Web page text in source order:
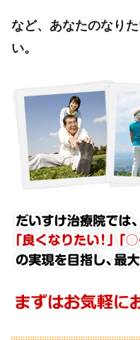
など、あなたのなり
い。